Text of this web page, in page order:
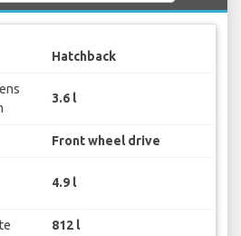
Hatchback
3.6 l
Front wheel drive
4.9 l
812 l